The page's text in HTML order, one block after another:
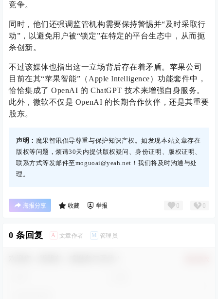
竞争。
同时，他们还强调监管机构需要保持警惕并“及时采取行
动”，以避免用户被“锁定”在特定的平台生态中，从而扼
杀创新。
不过该媒体也指出这一立场背后存在着矛盾。苹果公司
目前在其“苹果智能”（Apple Intelligence）功能套件中，
恰恰集成了 OpenAI 的 ChatGPT 技术来增强自身服务。
此外，微软不仅是 OpenAI 的长期合作伙伴，还是其重要
股东。
声明： 魔果智讯倡导尊重与保护知识产权。如发现本站文章存在
版权等问题，烦请30天内提供版权疑问、身份证明、版权证明、
联系方式等发邮件至moguoai@yeah.net！我们将及时沟通与处
理。
海报分享 收藏 举报 0 0
0 条回复 A 文章作者 M 管理员